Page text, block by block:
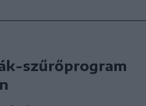
szűrőprogram